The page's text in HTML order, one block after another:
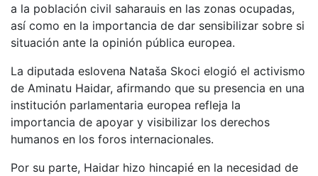
a la población civil saharauis en las zonas ocupadas,
así como en la importancia de dar sensibilizar sobre si
situación ante la opinión pública europea.
La diputada eslovena Nataša Skoci elogió el activismo
de Aminatu Haidar, afirmando que su presencia en una
institución parlamentaria europea refleja la
importancia de apoyar y visibilizar los derechos
humanos en los foros internacionales.
Por su parte, Haidar hizo hincapié en la necesidad de